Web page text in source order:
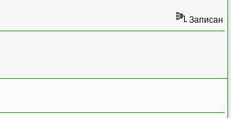
Записан